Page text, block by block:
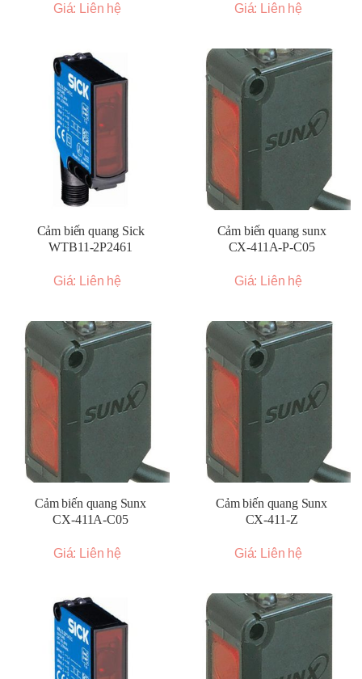
Giá: Liên hệ Giá: Liên hệ
Cảm biến quang Sick
WTB11-2P2461
Giá: Liên hệ
Cảm biến quang sunx
CX-411A-P-C05
Giá: Liên hệ
Cảm biến quang Sunx
CX-411A-C05
Giá: Liên hệ
Cảm biến quang Sunx
CX-411-Z
Giá: Liên hệ